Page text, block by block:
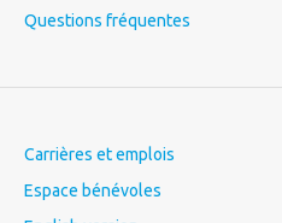
Questions fréquentes
Carrières et emplois
Espace bénévoles